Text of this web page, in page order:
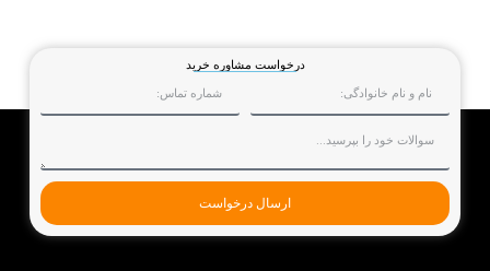
درخواست مشاوره خرید
ارسال درخواست